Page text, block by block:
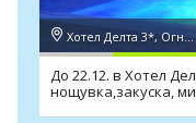
Хотел Делта 3*, Огняново
До 22.12. в Хотел
нощувка,закуска,